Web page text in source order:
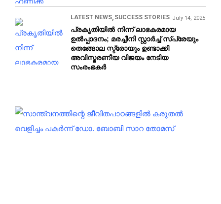
LATEST NEWS SUCCESS STORIES July 14, 2025
പ്രകൃതിയിൽ നിന്ന് ലാഭകരമായ
ഉൽപ്പാദനം; മരച്ചീനി സ്റ്റാർച്ച് സ്പ്രേയും
തെങ്ങോല സ്ട്രോയും ഉണ്ടാക്കി
അവിസ്മരണീയ വിജയം നേടിയ
സംരംഭകർ